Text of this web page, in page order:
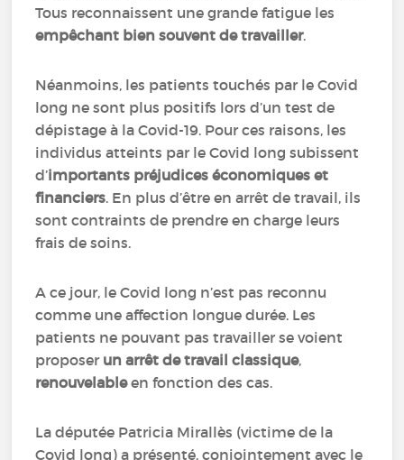
Tous reconnaissent une grande fatigue les
empêchant bien souvent de travailler.
Néanmoins, les patients touchés par le Covid
long ne sont plus positifs lors d’un test de
dépistage à la Covid-19. Pour ces raisons, les
individus atteints par le Covid long subissent
d’importants préjudices économiques et
financiers. En plus d’être en arrêt de travail, ils
sont contraints de prendre en charge leurs
frais de soins.
A ce jour, le Covid long n’est pas reconnu
comme une affection longue durée. Les
patients ne pouvant pas travailler se voient
proposer un arrêt de travail classique,
renouvelableen fonction des cas.
La députée Patricia Mirallès (victime de la
Covid long) a présenté, conjointement avec le